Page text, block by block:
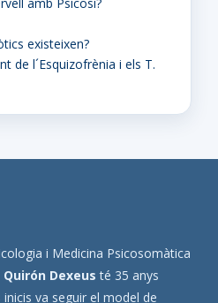
existeixen?
de l´Esquizofrènia i els T.
i Medicina Psicosomàtica
Dexeus té 35 anys
va seguir el model de